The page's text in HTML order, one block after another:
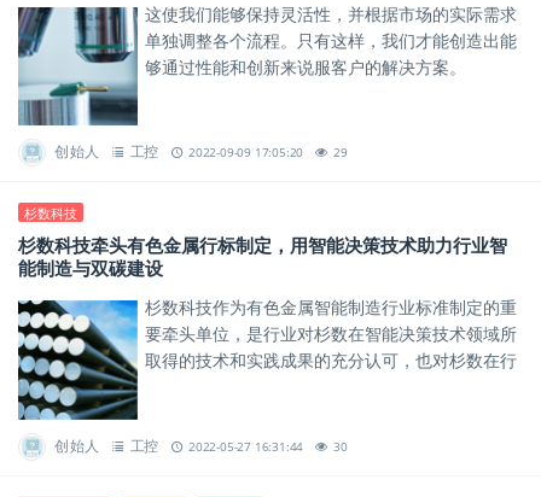
这使我们能够保持灵活性，并根据市场的实际需求
单独调整各个流程。只有这样，我们才能创造出能
够通过性能和创新来说服客户的解决方案。
创始人 工控 2022-09-09 17:05:20 29
杉数科技
杉数科技牵头有色金属行标制定，用智能决策技术助力行业智
能制造与双碳建设
杉数科技作为有色金属智能制造行业标准制定的重
要牵头单位，是行业对杉数在智能决策技术领域所
取得的技术和实践成果的充分认可，也对杉数在行
创始人 工控 2022-05-27 16:31:44 30